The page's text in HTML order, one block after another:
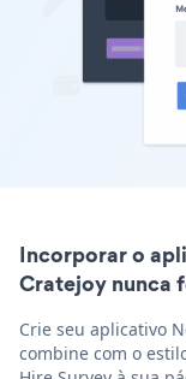
Incorporar o
Cratejoy nunca
Crie seu aplicativo
combine com o